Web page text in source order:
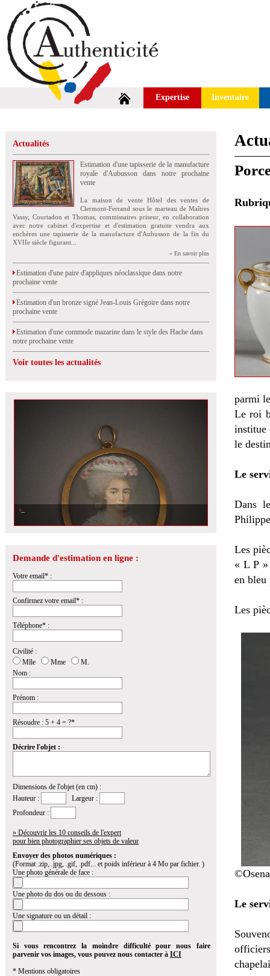
Expertise Inventaire
Actualités
Estimation d'une tapisserie de la manufacture
royale d'Aubusson dans notre prochaine
vente
La maison de vente Hôtel des ventes de
Clermont-Ferrand sous le marteau de Maîtres
Vassy, Courtadon et Thomas, commissaires priseur, en collaboration
avec notre cabinet d'expertise et d'estimation gratuite vendra aux
enchères une tapisserie de la manufacture d'Aubusson de la fin du
XVIIe siècle figurant...
» En savoir plus
Estimation d'une paire d'appliques néoclassique dans notre
prochaine vente
Estimation d'un bronze signé Jean-Louis Grégoire dans notre
prochaine vente
Estimation d'une commode mazarine dans le style des Hache dans
notre prochaine vente
Voir toutes les actualités
Estimation d'une miniature sur ivoire cerclée d'or dans notre prochaine
Demande d'estimation en ligne :
Votre email* :
Confirmez votre email* :
Téléphone* :
Civilité :
Mlle
Mme
M.
Nom :
Prénom :
Résoudre : 5 + 4 = ?*
Décrire l'objet :
Dimensions de l'objet (en cm) :
Hauteur :
Largeur :
Profondeur :
» Découvrir les 10 conseils de l'expert
pour bien photographier ses objets de valeur
Envoyer des photos numériques :
(Format .zip, .jpg, .gif, .pdf... et poids inférieur à 4 Mo par fichier. )
Une photo générale de face :
Une photo du dos ou du dessous :
Une signature ou un détail :
Si vous rencontrez la moindre difficulté pour nous faire
parvenir vos images, vous pouvez nous contacter à ICI
* Mentions obligatoires
parmi
Le roi
institue
le
Le
Dans
Les
« L P »
en bleu
Les
Le